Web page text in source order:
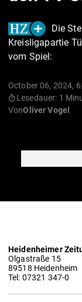
Die
Kreisligapartie
vom Spiel:
October 06, 2024,
Lesedauer: 1
VonOliver Vogel
Heidenheimer
Olgastraße 15
89518 Heidenheim
Tel: 07321 347-0